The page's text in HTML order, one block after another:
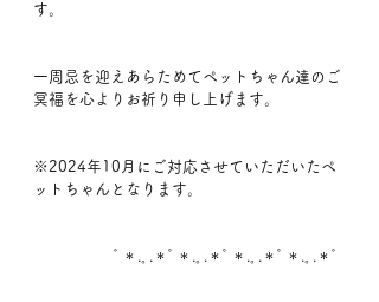
す。
一周忌を迎えあらためてペットちゃん達のご
冥福を心よりお祈り申し上げます。
※2024年10月にご対応させていただいたペ
ットちゃんとなります。
                 ﾟ＊.｡.＊ﾟ＊.｡.＊ﾟ＊.｡.＊ﾟ＊.｡.＊ﾟ